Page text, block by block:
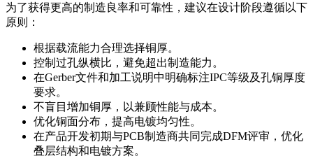
为了获得更高的制造良率和可靠性，建议在设计阶段遵循以下
原则：
根据载流能力合理选择铜厚。
控制过孔纵横比，避免超出制造能力。
在Gerber文件和加工说明中明确标注IPC等级及孔铜厚度
要求。
不盲目增加铜厚，以兼顾性能与成本。
优化铜面分布，提高电镀均匀性。
在产品开发初期与PCB制造商共同完成DFM评审，优化
叠层结构和电镀方案。